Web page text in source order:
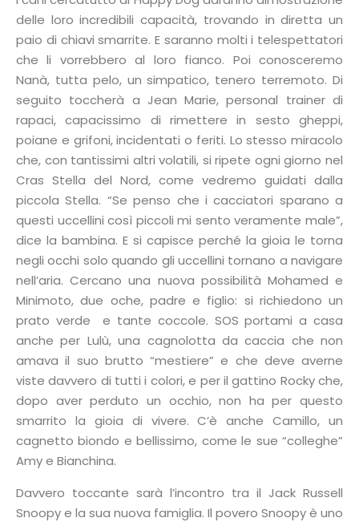
delle loro incredibili capacità, trovando in diretta un
paio di chiavi smarrite. E saranno molti i telespettatori
che li vorrebbero al loro fianco. Poi conosceremo
Nanà, tutta pelo, un simpatico, tenero terremoto. Di
seguito toccherà a Jean Marie, personal trainer di
rapaci, capacissimo di rimettere in sesto gheppi,
poiane e grifoni, incidentati o feriti. Lo stesso miracolo
che, con tantissimi altri volatili, si ripete ogni giorno nel
Cras Stella del Nord, come vedremo guidati dalla
piccola Stella. “Se penso che i cacciatori sparano a
questi uccellini così piccoli mi sento veramente male”,
dice la bambina. E si capisce perché la gioia le torna
negli occhi solo quando gli uccellini tornano a navigare
nell’aria. Cercano una nuova possibilità Mohamed e
Minimoto, due oche, padre e figlio: si richiedono un
prato verde e tante coccole. SOS portami a casa
anche per Lulù, una cagnolotta da caccia che non
amava il suo brutto “mestiere” e che deve averne
viste davvero di tutti i colori, e per il gattino Rocky che,
dopo aver perduto un occhio, non ha per questo
smarrito la gioia di vivere. C’è anche Camillo, un
cagnetto biondo e bellissimo, come le sue “colleghe”
Amy e Bianchina.
Davvero toccante sarà l’incontro tra il Jack Russell
Snoopy e la sua nuova famiglia. Il povero Snoopy è uno